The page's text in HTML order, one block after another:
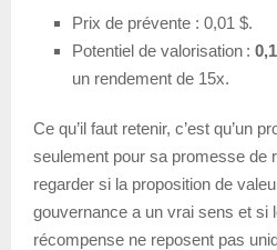
Prix de prévente : 0,01 $.
Potentiel de valorisation :
un rendement de 15x.
Ce qu’il faut retenir, c’est qu’un
seulement pour sa promesse de
regarder si la proposition de
gouvernance a un vrai sens et si
récompense ne reposent pas